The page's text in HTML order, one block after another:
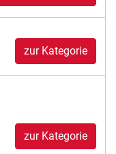
zur Kategorie
zur Kategorie